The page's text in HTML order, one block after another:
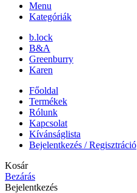
Menu
Kategóriák
b.lock
B&A
Greenburry
Karen
Főoldal
Termékek
Rólunk
Kapcsolat
Kívánságlista
Bejelentkezés / Regisztráció
Kosár
Bezárás
Bejelentkezés